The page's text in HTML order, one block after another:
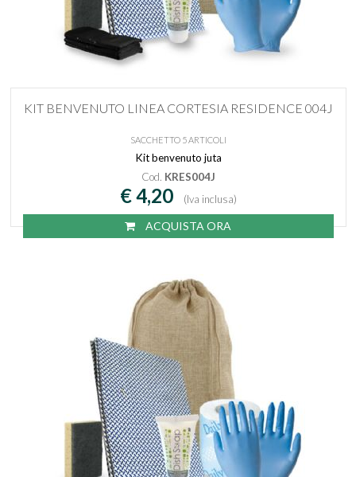
KIT BENVENUTO LINEA CORTESIA RESIDENCE 004J
SACCHETTO 5 ARTICOLI
Kit benvenuto juta
Cod. KRES004J
€ 4,20 (Iva inclusa)
ACQUISTA ORA